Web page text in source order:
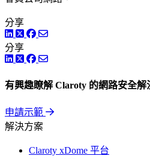
分享
LinkedIn
TwitterFacebook
分享
LinkedIn
TwitterFacebook
有興趣瞭解 Claroty 的網路安全解
申請示範
解決方案
Claroty xDome 平台